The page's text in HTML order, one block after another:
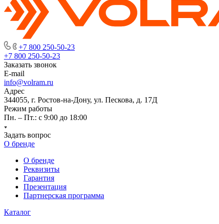
+7 800 250-50-23
+7 800 250-50-23
Заказать звонок
E-mail
info@volram.ru
Адрес
344055, г. Ростов-на-Дону, ул. Пескова, д. 17Д
Режим работы
Пн. – Пт.: с 9:00 до 18:00
Задать вопрос
О бренде
О бренде
Реквизиты
Гарантия
Презентация
Партнерская программа
Каталог